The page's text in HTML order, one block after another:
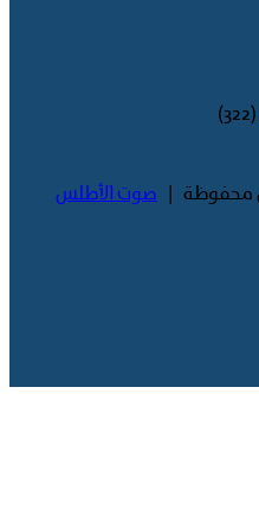
(322)
صوت الأطلس